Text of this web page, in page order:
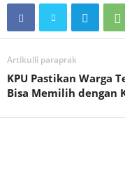
Artikulli paraprak
KPU Pastikan Warga
Bisa Memilih dengan